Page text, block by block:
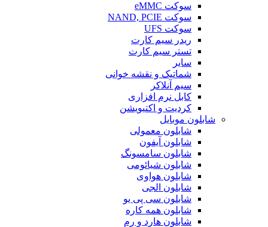
سوکت eMMC
سوکت NAND, PCIE
سوکت UFS
ریدر سیم کارت
تستر سیم کارت
سایر
شماتیک و نقشه خوانی
سیم آنلاکر
کابل نرم افزاری
کردیت و اکتیویشن
شابلون موبایل
شابلون معمولی
شابلون آیفون
شابلون سامسونگ
شابلون شیائومی
شابلون هواوی
شابلون الجی
شابلون سی پی یو
شابلون همه کاره
شابلون هارد و رم